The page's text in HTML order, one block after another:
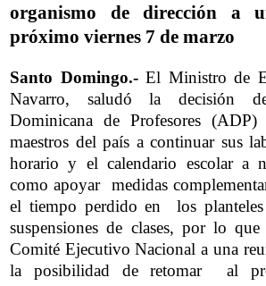
organismo de dirección a
próximo viernes 7 de marzo
Santo Domingo.-El Ministro de
Navarro, saludó la decisión
Dominicana de Profesores
maestros del país a continuar sus
horario y el calendario escolar a
como apoyar medidas
el tiempo perdido en los planteles
suspensiones de clases, por lo
Comité Ejecutivo Nacional a una
la posibilidad de retomar al